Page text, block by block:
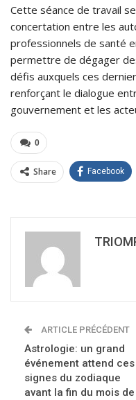
Cette séance de travail
concertation entre les
professionnels de santé
permettre de dégager
défis auxquels ces
renforçant le dialogue
gouvernement et les
0
Share Facebook
ARTICLE PRÉCÉDENT
Astrologie: un grand
événement attend ces
signes du zodiaque
avant la fin du mois de